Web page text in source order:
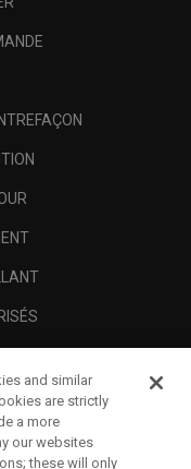
and similar
are strictly
a more
our websites
these will only